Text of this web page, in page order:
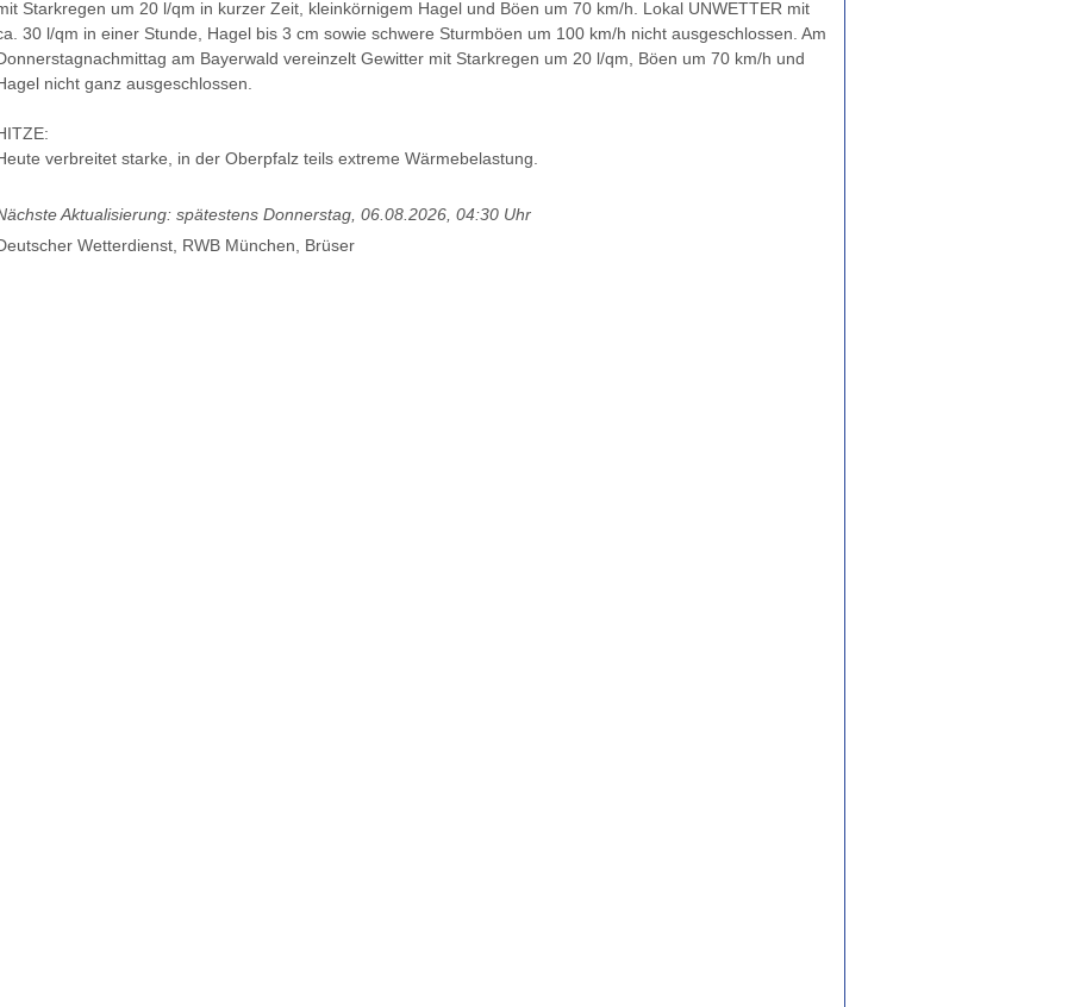
Starkregen um 20 l/qm in kurzer Zeit, kleinkörnigem Hagel und Böen um 70 km/h. Lokal UNWETTER mit
30 l/qm in einer Stunde, Hagel bis 3 cm sowie schwere Sturmböen um 100 km/h nicht ausgeschlossen. Am
am Bayerwald vereinzelt Gewitter mit Starkregen um 20 l/qm, Böen um 70 km/h und
nicht ganz ausgeschlossen.
verbreitet starke, in der Oberpfalz teils extreme Wärmebelastung.
Aktualisierung: spätestens Donnerstag, 06.08.2026, 04:30 Uhr
Wetterdienst, RWB München, Brüser